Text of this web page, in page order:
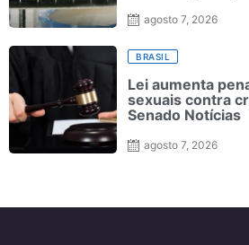
agosto 7, 2026
BRASIL
Lei aumenta
sexuais contra
Senado Notícias
agosto 7, 2026